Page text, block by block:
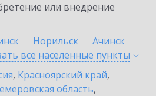
или внедрение
Норильск
Ачинск
все населенные пункты
, Красноярский край,
область,